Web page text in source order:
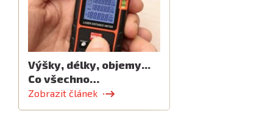
Výšky, délky, objemy...
Co všechno…
Zobrazit článek